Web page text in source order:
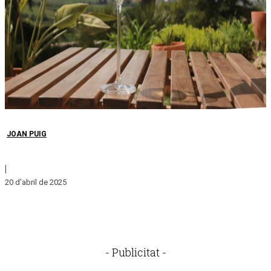
JOAN PUIG
|
20 d'abril de 2025
- Publicitat -